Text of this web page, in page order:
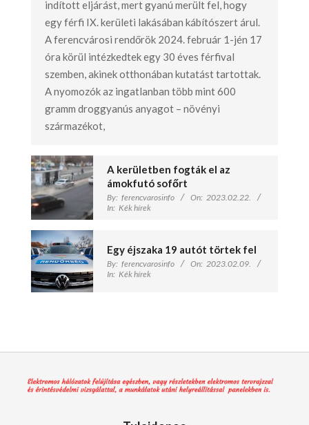
indított eljárást, mert gyanú merült fel, hogy
egy férfi IX. kerületi lakásában kábítószert árul.
A ferencvárosi rendőrök 2024. február 1-jén 17
óra körül intézkedtek egy 30 éves férfival
szemben, akinek otthonában kutatást tartottak.
A nyomozók az ingatlanban több mint 600
gramm droggyanús anyagot – növényi
származékot,
A kerületben fogták el az
ámokfutó sofőrt
By: ferencvarosinfo On: 2023.02.22.
In: Kék hírek
Egy éjszaka 19 autót törtek fel
By: ferencvarosinfo On: 2023.02.09.
In: Kék hírek